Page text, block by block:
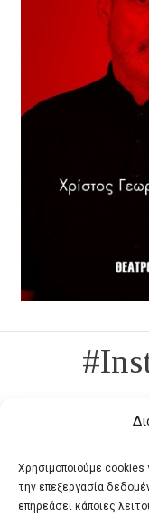
Χρησιμοποιούμε cookies
την επεξεργασία
επηρεάσει κάποιες
Πολυτέλεια δεν είναι